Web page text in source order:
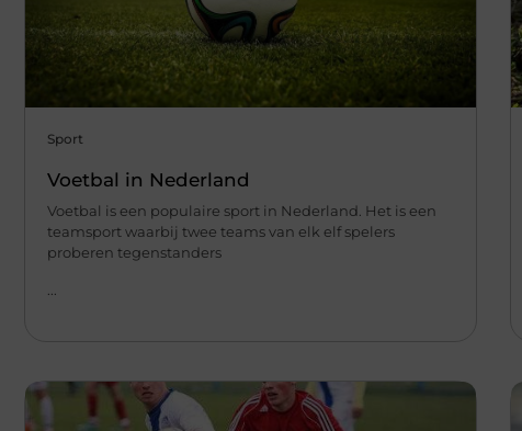
Sport
Voetbal in Nederland
​​Voetbal is een populaire sport in Nederland. Het is een
teamsport waarbij twee teams van elk elf spelers
proberen tegenstanders